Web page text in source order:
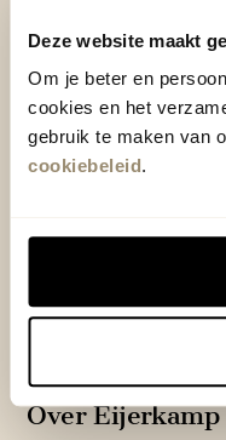
Deze website maakt
Om je beter en
cookies en het
gebruik te maken van
cookiebeleid.
Woonwinkel
Adres &
Outlet Zutphen
Adres & Openingstijden
Over Eijerkamp